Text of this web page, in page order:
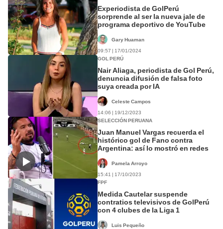
Experiodista de GolPerú
sorprende al ser la nueva jale de
programa deportivo de YouTube
Gary Huaman
09:57 | 17/01/2024
GOL PERÚ
Nair Aliaga, periodista de Gol Perú,
denuncia difusión de falsa foto
suya creada por IA
Celeste Campos
14:06 | 19/12/2023
SELECCIÓN PERUANA
Juan Manuel Vargas recuerda el
histórico gol de Fano contra
Argentina: así lo mostró en redes
Pamela Arroyo
15:41 | 17/10/2023
FPF
Medida Cautelar suspende
contratios televisivos de GolPerú
con 4 clubes de la Liga 1
Luis Pequeño